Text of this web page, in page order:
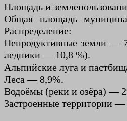
Площадь и
Общая площадь
Распределение:
Непродуктивные земли —
ледники — 10,8 %).
Альпийские луга и
Леса — 8,9%.
Водоёмы (реки и озёра) —
Застроенные территории —